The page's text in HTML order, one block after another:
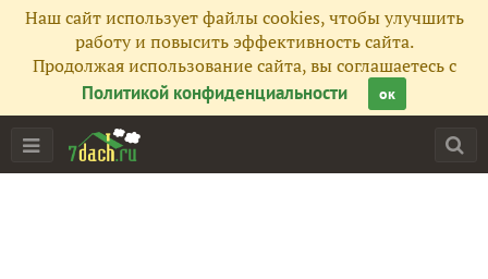
Наш сайт использует файлы cookies, чтобы улучшить
работу и повысить эффективность сайта.
Продолжая использование сайта, вы соглашаетесь с
Политикой конфиденциальности
ок